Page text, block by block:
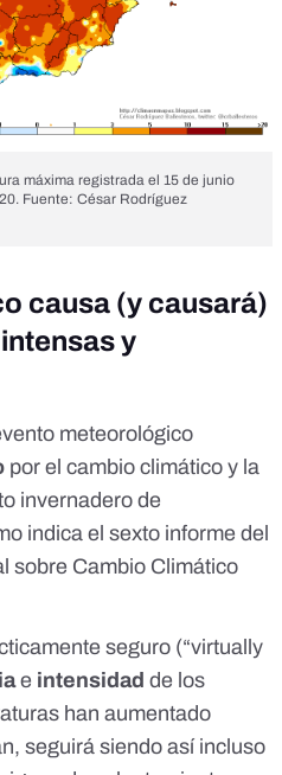
máxima registrada el 15 de junio
Fuente: César Rodríguez
causa (y causará)
y
meteorológico
por el cambio climático y la
invernadero de
indica el sexto informe del
sobre Cambio Climático
seguro (“virtually
e intensidad de los
han aumentado
seguirá siendo asíincluso